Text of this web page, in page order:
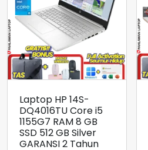
Laptop HP 14S-
DQ4016TU Core i5
1155G7 RAM 8 GB
SSD 512 GB Silver
GARANSI 2 Tahun